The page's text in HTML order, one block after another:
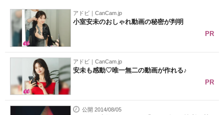
アドビ｜CanCam.jp
小室安未のおしゃれ動画の秘密が判明
PR
アドビ｜CanCam.jp
安未も感動♡唯一無二の動画が作れる♪
PR
公開 2014/08/05